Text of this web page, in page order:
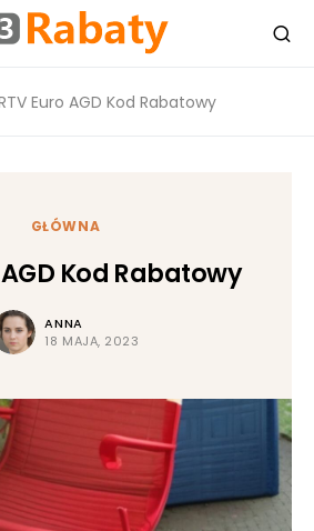
Euro AGD Kod Rabatowy
GŁÓWNA
AGD Kod Rabatowy
ANNA
18 MAJA, 2023